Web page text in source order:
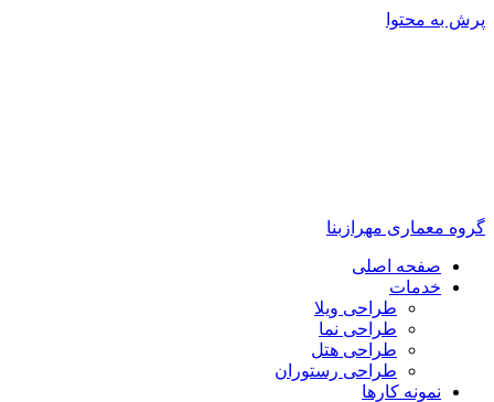
پرش به محتوا
گروه معماری مهرازبنا
صفحه اصلی
خدمات
طراحی ویلا
طراحی نما
طراحی هتل
طراحی رستوران
نمونه کارها